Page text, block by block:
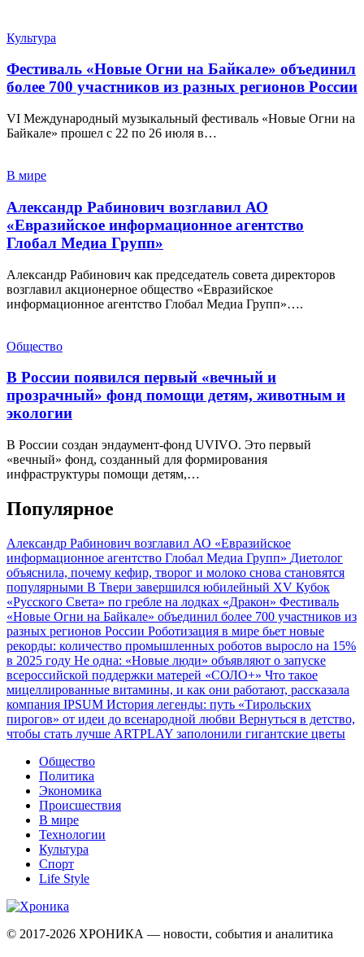
Культура
Фестиваль «Новые Огни на Байкале» объединил
более 700 участников из разных регионов России
VI Международный музыкальный фестиваль «Новые Огни на
Байкале» прошел с 22 по 26 июля в…
В мире
Александр Рабинович возглавил АО
«Евразийское информационное агентство
Глобал Медиа Групп»
Александр Рабинович как председатель совета директоров
возглавил акционерное общество «Евразийское
информационное агентство Глобал Медиа Групп»….
Общество
В России появился первый «вечный и
прозрачный» фонд помощи детям, животным и
экологии
В России создан эндаумент-фонд UVIVO. Это первый
«вечный» фонд, созданный для формирования
инфраструктуры помощи детям,…
Популярное
Александр Рабинович возглавил АО «Евразийское
информационное агентство Глобал Медиа Групп» Диетолог
объяснила, почему кефир, творог и молоко снова становятся
популярными В Твери завершился юбилейный XV Кубок
«Русского Света» по гребле на лодках «Дракон» Фестиваль
«Новые Огни на Байкале» объединил более 700 участников из
разных регионов России Роботизация в мире бьет новые
рекорды: количество промышленных роботов выросло на 15%
в 2025 году Не одна: «Новые люди» объявляют о запуске
всероссийской поддержки матерей «СОЛО+» Что такое
мицеллированные витамины, и как они работают, рассказала
компания IPSUM История легенды: путь «Тирольских
пирогов» от идеи до всенародной любви Вернуться в детство,
чтобы стать лучше ARTPLAY заполонили гигантские цветы
Общество
Политика
Экономика
Происшествия
В мире
Технологии
Культура
Спорт
Life Style
© 2017-2026 ХРОНИКА — новости, события и аналитика